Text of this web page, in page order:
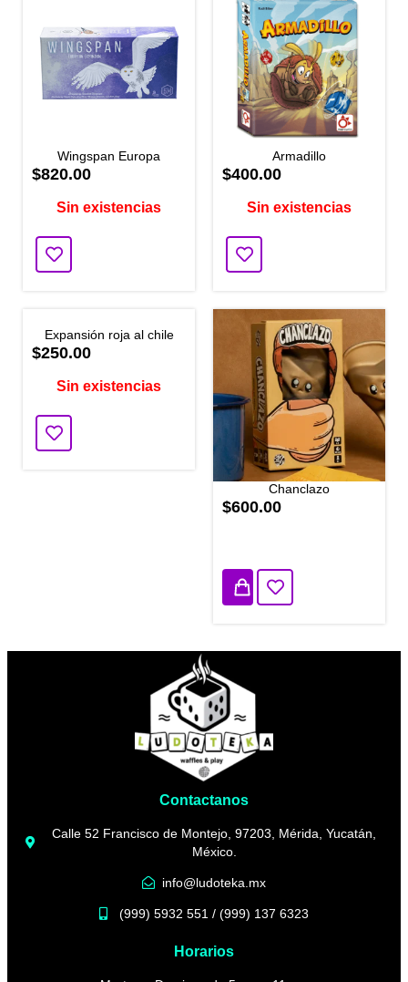
Wingspan Europa
$820.00
Sin existencias
Armadillo
$400.00
Sin existencias
Expansión roja al chile
$250.00
Sin existencias
Chanclazo
$600.00
Contactanos
Calle 52 Francisco de Montejo, 97203, Mérida, Yucatán,
México.
info@ludoteka.mx
(999) 5932 551 / (999) 137 6323
Horarios